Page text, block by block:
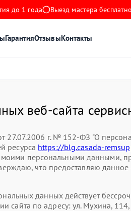
до 1 года Выезд мастера бесплатно
ГарантияОтзывыКонтакты
веб-сайта
27.07.2006 г. № 152-ФЗ "О
ресурса https://blg.casada-
персональными данными,
что предоставляю
данных действует
сайта по адресу: ул. Мухина,